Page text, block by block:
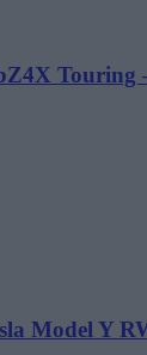
Touring
Model Y